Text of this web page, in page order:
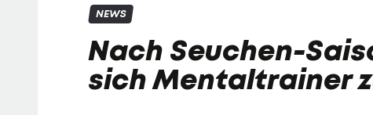
NEWS
Nach Seuchen-
sich Mentaltrainer